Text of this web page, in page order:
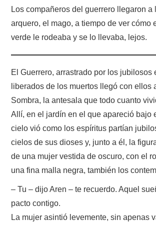
Los compañeros del guerrero llegaron a
arquero, el mago, a tiempo de ver cómo
verde le rodeaba y se lo llevaba, lejos.
El Guerrero, arrastrado por los jubilosos
liberados de los muertos llegó con ellos
Sombra, la antesala que todo cuanto
Allí, en el jardín en el que apareció bajo
cielo vió como los espíritus partían
cielos de sus dioses y, junto a él, la
de una mujer vestida de oscuro, con el
una fina malla negra, también los
– Tu – dijo Aren – te recuerdo. Aquel
pacto contigo.
La mujer asintió levemente, sin apenas